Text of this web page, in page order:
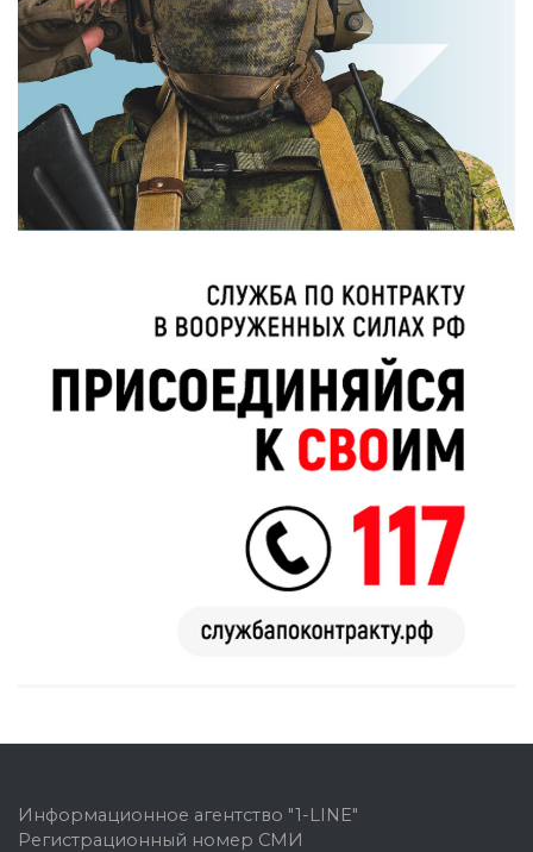
Информационное агентство "1-LINE"
Регистрационный номер СМИ